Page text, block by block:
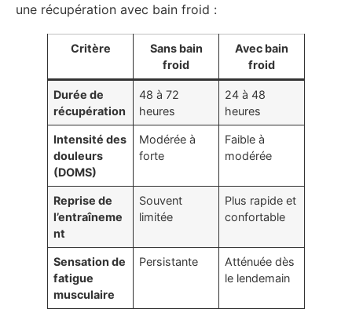
une récupération avec bain froid :
Critère
Sans bain
froid
Avec bain
froid
Durée de
récupération
48 à 72
heures
24 à 48
heures
Intensité des
douleurs
(DOMS)
Modérée à
forte
Faible à
modérée
Reprise de
l’entraîneme
nt
Souvent
limitée
Plus rapide et
confortable
Sensation de
fatigue
musculaire
Persistante
Atténuée dès
le lendemain